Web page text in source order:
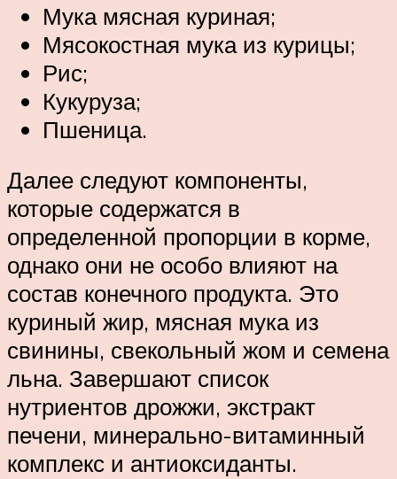
Мука мясная куриная;
Мясокостная мука из курицы;
Рис;
Кукуруза;
Пшеница.
Далее следуют компоненты,
которые содержатся в
определенной пропорции в корме,
однако они не особо влияют на
состав конечного продукта. Это
куриный жир, мясная мука из
свинины, свекольный жом и семена
льна. Завершают список
нутриентов дрожжи, экстракт
печени, минерально-витаминный
комплекс и антиоксиданты.